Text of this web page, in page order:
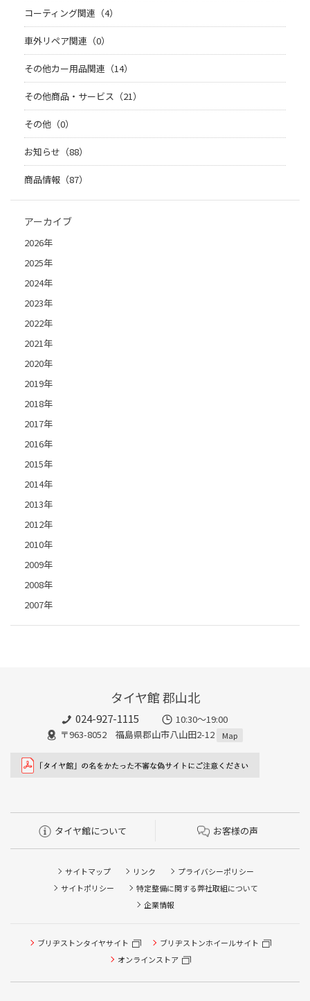
コーティング関連（4）
車外リペア関連（0）
その他カー用品関連（14）
その他商品・サービス（21）
その他（0）
お知らせ（88）
商品情報（87）
アーカイブ
2026年
2025年
2024年
2023年
2022年
2021年
2020年
2019年
2018年
2017年
2016年
2015年
2014年
2013年
2012年
2010年
2009年
2008年
2007年
タイヤ館 郡山北
024-927-1115
10:30〜19:00
〒963-8052 福島県郡山市八山田2-12
Map
タイヤ館について お客様の声
サイトマップ リンク
プライバシーポリシー
サイトポリシー
特定整備に関する弊社取組について
企業情報
ブリヂストンタイヤサイト
ブリヂストンホイールサイト
オンラインストア
タイヤ点検・安全点検/タイヤ履き替え/オイル交換/その他
ピット作業の予約